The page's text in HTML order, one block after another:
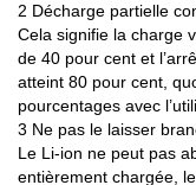
2 Décharge partielle
Cela signifie la charge
de 40 pour cent et
atteint 80 pour cent,
pourcentages avec
3 Ne pas le laisser
Le Li-ion ne peut pas
entièrement chargée,